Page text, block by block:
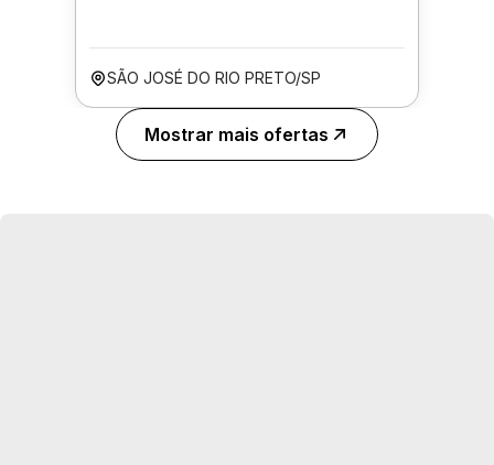
SÃO JOSÉ DO RIO PRETO/SP
Mostrar mais ofertas